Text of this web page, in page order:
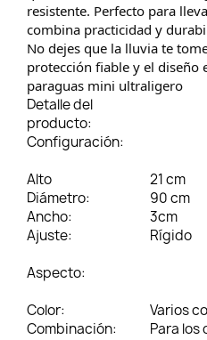
resistente. Perfecto para
combina practicidad y
No dejes que la lluvia te
protección fiable y el diseño
paraguas mini ultraligero
Detalle del
producto:
Configuración:
Alto
21 cm
Diámetro:
90 cm
Ancho:
3cm
Ajuste:
Rígido
Aspecto:
Color:
Varios
Combinación:
Para los